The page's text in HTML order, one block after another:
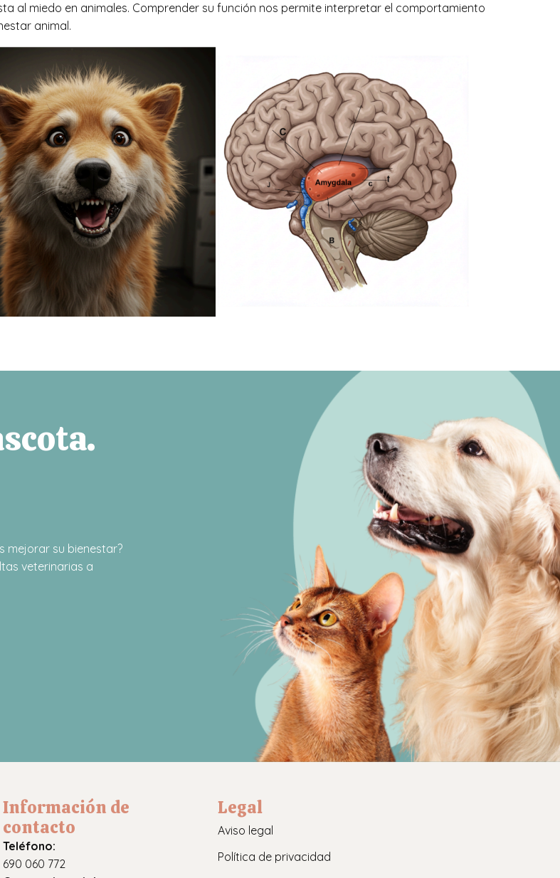
al miedo en animales. Comprender su función nos permite interpretar el comportamiento
animal.
mejorar su bienestar?
veterinarias a
Información de
contacto
Teléfono:
690 060 772
Legal
Aviso legal
Política de privacidad